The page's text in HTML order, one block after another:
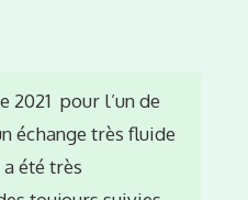
2021 pour l’un de
échange très fluide
été très